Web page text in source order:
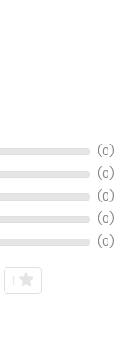
(0)
(0)
(0)
(0)
(0)
1